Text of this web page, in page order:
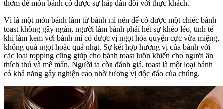
thơm để món bánh có được sự hấp dẫn đối với thực khách.
Vì là một món bánh làm từ bánh mì nên để có được một chiếc bánh
toast không gây ngán, người làm bánh phải hết sự khéo léo, tinh tế
khi làm kem với bánh mì có được vị ngọt hòa quyện cực vừa miệng,
không quá ngọt hoặc quá nhạt. Sự kết hợp hương vị của bánh với
các loại topping cũng giúp cho bánh toast luôn khiến cho người ăn
thích thú và mê mẩn. Người ta còn đánh giá, toast là một loại bánh
có khả năng gây nghiện cao nhờ hương vị độc đáo của chúng.